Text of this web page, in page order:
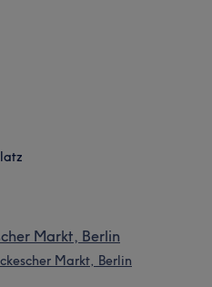
Markt, Berlin
Markt, Berlin